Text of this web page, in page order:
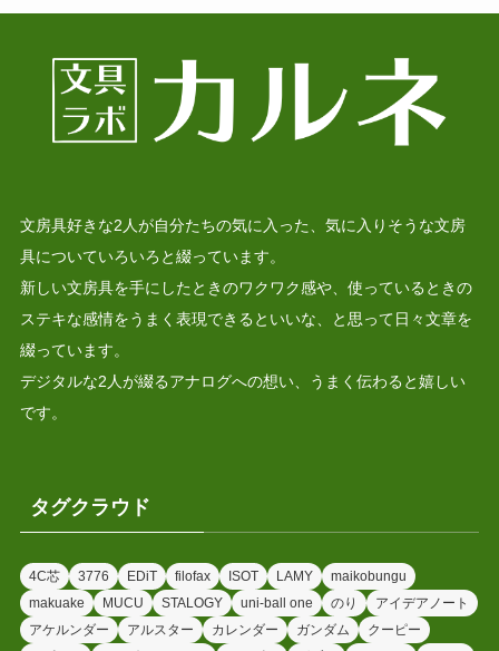
文房具好きな2人が自分たちの気に入った、気に入りそうな文房
具についていろいろと綴っています。
新しい文房具を手にしたときのワクワク感や、使っているときの
ステキな感情をうまく表現できるといいな、と思って日々文章を
綴っています。
デジタルな2人が綴るアナログへの想い、うまく伝わると嬉しい
です。
タグクラウド
4C芯 3776 EDiT filofax ISOT LAMY
maikobungu
makuake
MUCU STALOGY uni-ball one のり
アイデアノート
アケルンダー
アルスター カレンダー ガンダム
クーピー